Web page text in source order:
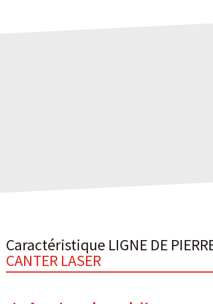
Caractéristique LIGNE DE
CANTER LASER